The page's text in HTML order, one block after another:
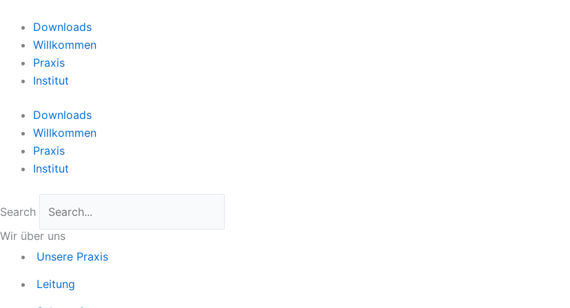
Inhalt
springen
Downloads
Willkommen
Praxis
Institut
Downloads
Willkommen
Praxis
Institut
Search
Wir über uns
Unsere Praxis
Leitung